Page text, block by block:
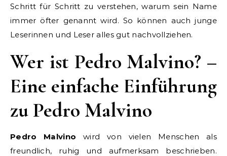
Schritt für Schritt zu verstehen, warum sein Name
immer öfter genannt wird. So können auch junge
Leserinnen und Leser alles gut nachvollziehen.
Wer ist Pedro Malvino? –
Eine einfache Einführung
zu Pedro Malvino
Pedro Malvino wird von vielen Menschen als
freundlich, ruhig und aufmerksam beschrieben.